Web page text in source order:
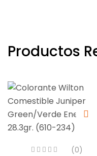
Productos
(0)